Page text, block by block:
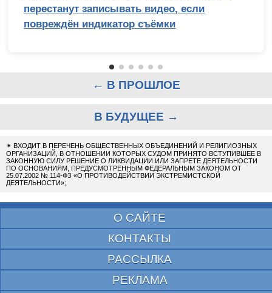
перестанут записывать видео, если
повреждён индикатор съёмки
← В ПРОШЛОЕ
В БУДУЩЕЕ →
✴ ВХОДИТ В ПЕРЕЧЕНЬ ОБЩЕСТВЕННЫХ ОБЪЕДИНЕНИЙ И РЕЛИГИОЗНЫХ
ОРГАНИЗАЦИЙ, В ОТНОШЕНИИ КОТОРЫХ СУДОМ ПРИНЯТО ВСТУПИВШЕЕ В
ЗАКОННУЮ СИЛУ РЕШЕНИЕ О ЛИКВИДАЦИИ ИЛИ ЗАПРЕТЕ ДЕЯТЕЛЬНОСТИ
ПО ОСНОВАНИЯМ, ПРЕДУСМОТРЕННЫМ ФЕДЕРАЛЬНЫМ ЗАКОНОМ ОТ
25.07.2002 № 114-ФЗ «О ПРОТИВОДЕЙСТВИИ ЭКСТРЕМИСТСКОЙ
ДЕЯТЕЛЬНОСТИ»;
О САЙТЕ
КОНТАКТЫ
РАССЫЛКА
РЕКЛАМА